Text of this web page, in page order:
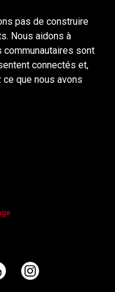
pas de construire
Nous aidons à
sont
connectés et,
que nous avons
Instagram